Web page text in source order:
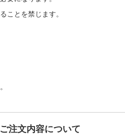
ことを禁じます。
ご注文内容について